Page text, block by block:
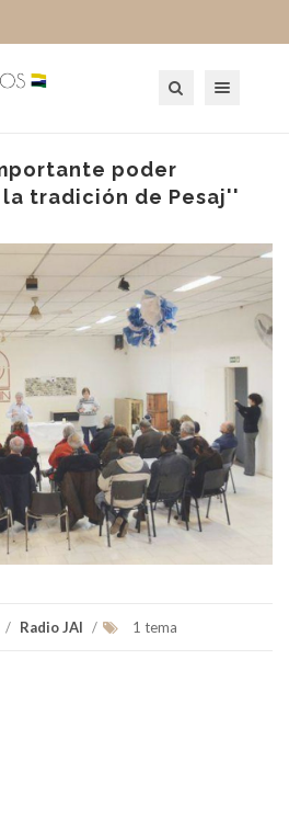
poder
tradición de Pesaj''
/ Radio JAI / 1 tema